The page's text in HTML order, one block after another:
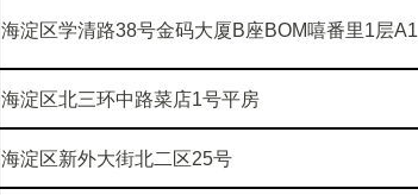
海淀区学清路38号金码大厦B座BOM嘻番里1层A1
海淀区北三环中路菜店1号平房
海淀区新外大街北二区25号